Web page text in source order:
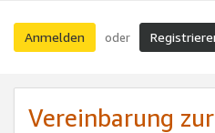
Anmelden oder
Vereinbarung